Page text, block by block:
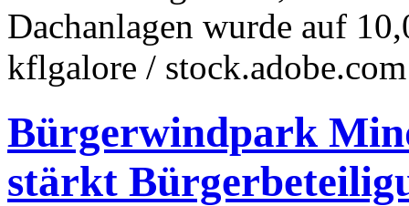
Dachanlagen wurde auf
kflgalore /
Bürgerwindpark
stärkt